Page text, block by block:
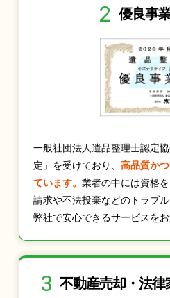
2 優良事
一般社団法人遺品整理士認定
定」を受けており、 高品質か
ています。 業者の中には資格
請求や不法投棄などのトラブ
弊社で安心できるサービスをお
3 不動産売却・法律